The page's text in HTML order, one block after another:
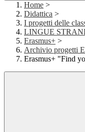
Home >
Didattica >
I progetti delle
LINGUE
Erasmus+ >
Archivio progetti
Erasmus+ "Find